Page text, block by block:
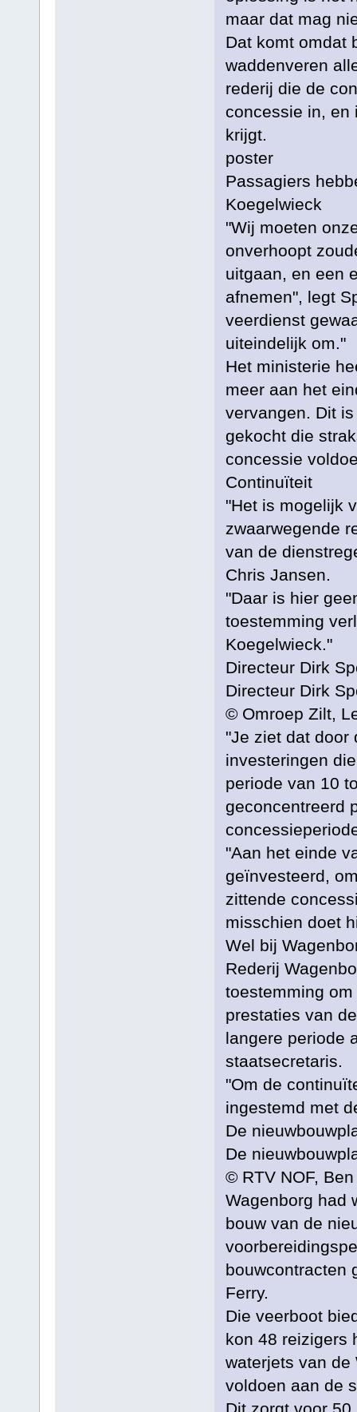
maar dat mag
Dat komt omdat
waddenveren
rederij die de
concessie in, en
krijgt.
poster
Passagiers
Koegelwieck
"Wij moeten
onverhoopt
uitgaan, en een
afnemen", legt
veerdienst
uiteindelijk om."
Het ministerie
meer aan het
vervangen. Dit
gekocht die
concessie
Continuïteit
"Het is mogelijk
zwaarwegende
van de
Chris Jansen.
"Daar is hier
toestemming
Koegelwieck."
Directeur Dirk
Directeur Dirk
© Omroep Zilt,
"Je ziet dat door
investeringen
periode van 10
geconcentreerd
"Aan het einde
geïnvesteerd,
zittende
misschien doet
Wel bij
Rederij
toestemming
prestaties van
langere periode
staatsecretaris.
"Om de
ingestemd met
De
De
© RTV NOF,
Wagenborg had
bouw van de
bouwcontracten
Ferry.
Die veerboot
kon 48 reizigers
waterjets van de
voldoen aan de